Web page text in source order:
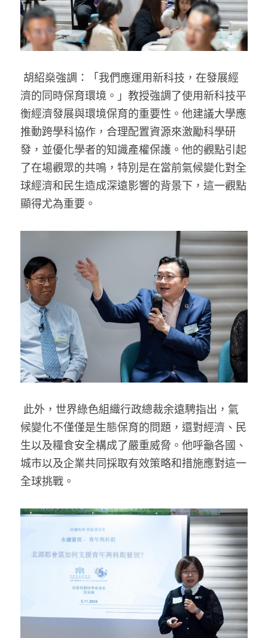
濟的同時保育環境。」 教授強調了使用新科技平
衡經濟發展與環境保育的重要性。他建議大學應
推動跨學科協作，合理配置資源來激勵科學研
發，並優化學者的知識產權保護。 他的觀點引起
了在場觀眾的共鳴，特別是在當前氣候變化對全
球經濟和民生造成深遠影響的背景下，這一觀點
顯得尤為重要。
候變化不僅僅是生態保育的問題，還對經濟、民
生以及糧食安全構成了嚴重威脅。他呼籲各國、
城市以及企業共同採取有效策略和措施應對這一
全球挑戰。